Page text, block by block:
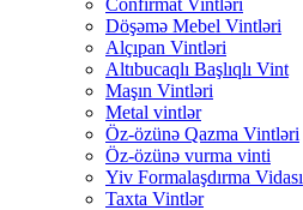
Döşəmə Mebel Vintləri
Alçıpan Vintləri
Altıbucaqlı Başlıqlı Vint
Maşın Vintləri
Metal vintlər
Öz-özünə Qazma Vintləri
Öz-özünə vurma vinti
Yiv Formalaşdırma Vidası
Taxta Vintlər